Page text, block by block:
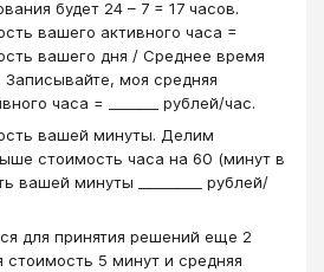
будет 24 – 7 = 17 часов.
вашего активного часа =
вашего дня / Среднее время
Записывайте, моя средняя
часа = _______ рублей/час.
вашей минуты. Делим
стоимость часа на 60 (минут в
вашей минуты _________ рублей/
для принятия решений еще 2
5 минут и средняя